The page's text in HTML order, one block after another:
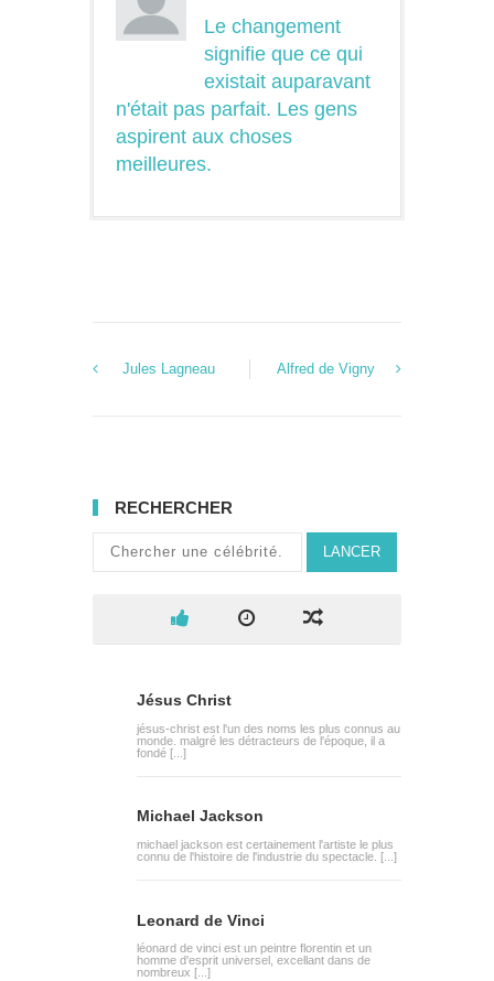
Le changement
signifie que ce qui
existait auparavant
n'était pas parfait. Les gens
aspirent aux choses
meilleures.
Jules Lagneau Alfred de Vigny
RECHERCHER
LANCER
Jésus Christ
jésus-christ est l'un des noms les plus connus au
monde. malgré les détracteurs de l'époque, il a
fondé [...]
Michael Jackson
michael jackson est certainement l'artiste le plus
connu de l'histoire de l'industrie du spectacle. [...]
Leonard de Vinci
léonard de vinci est un peintre florentin et un
homme d'esprit universel, excellant dans de
nombreux [...]